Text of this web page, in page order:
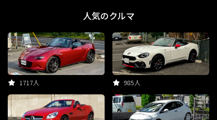
人気のクルマ
1717人 985人